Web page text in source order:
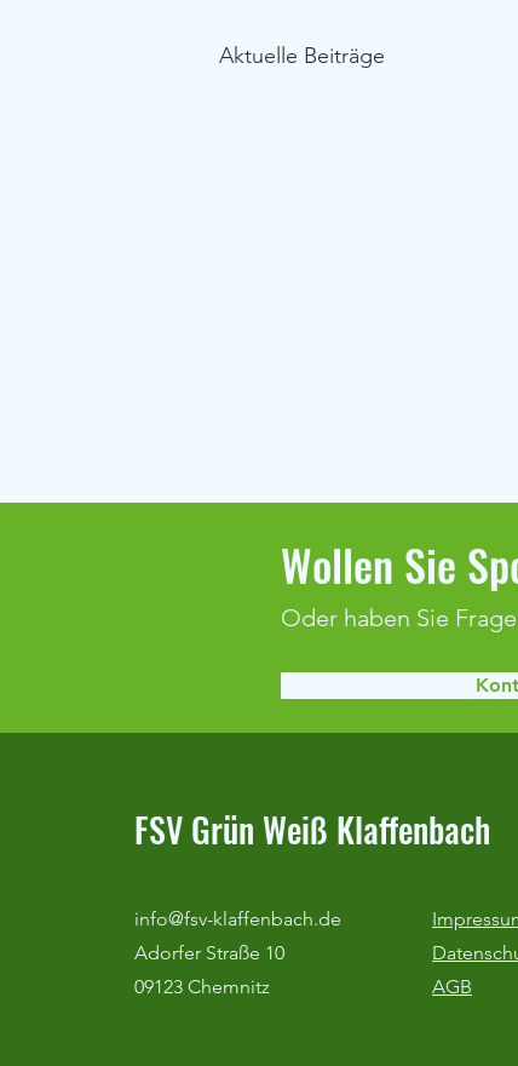
Aktuelle Beiträge
Real Madrid Fußballcamp 2026
Wollen Sie
Oder haben Sie
FSV Grün Weiß Klaffenbach
info@fsv-klaffenbach.de
Adorfer Straße 10
09123 Chemnitz
AGB